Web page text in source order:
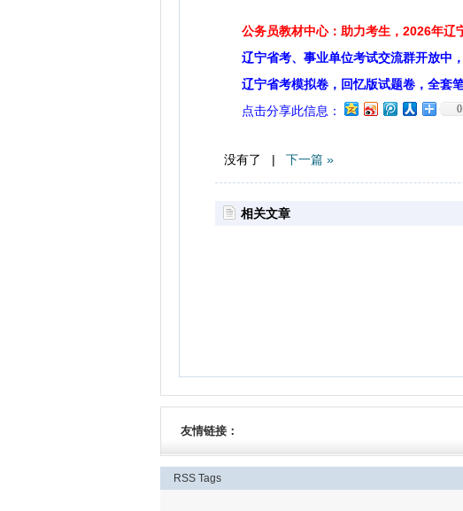
公务员教材中心：助力考生，2026年辽
辽宁省考、事业单位考试交流群开放中
辽宁省考模拟卷，回忆版试题卷，全套
点击分享此信息：
0
没有了 | 下一篇 »
相关文章
友情链接：
RSS Tags